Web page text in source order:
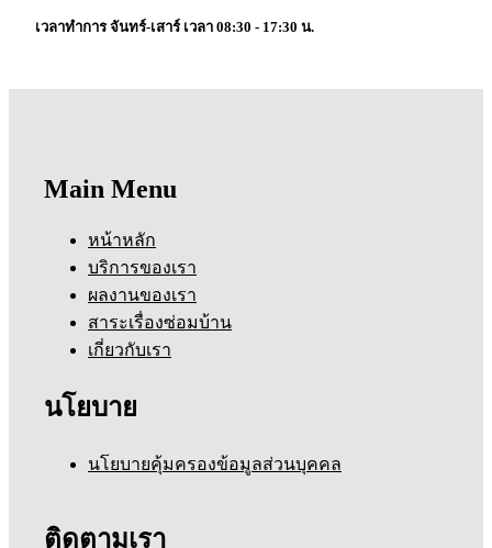
เวลาทำการ จันทร์-เสาร์ เวลา 08:30 - 17:30 น.
Main Menu
หน้าหลัก
บริการของเรา
ผลงานของเรา
สาระเรื่องซ่อมบ้าน
เกี่ยวกับเรา
นโยบาย
นโยบายคุ้มครองข้อมูลส่วนบุคคล
ติดตามเรา